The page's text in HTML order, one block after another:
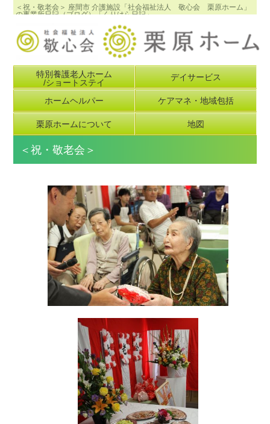
＜祝・敬老会＞ 座間市 介護施設「社会福祉法人 敬心会 栗原ホーム」
の事業所日記（ブログ）「くりはら日記」
特別養護老人ホーム
/ショートステイ
デイサービス
ホームヘルパー ケアマネ・地域包括
栗原ホームについて 地図
＜祝・敬老会＞